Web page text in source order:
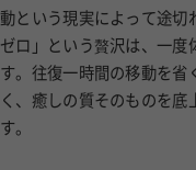
ゼロ」という贅沢は、一度
す。往復一時間の移動を省
く、癒しの質そのものを底
す。